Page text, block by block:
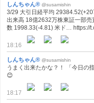
しんちゃん® @susamishin
3/29 大引日経平均
出来高 18億2632万株東証一部
数 1998.33(-4.81) 米ド… https://
18:16
しんちゃん® @susamishin
うまく出来たかな？！ 「今日の
😊
18:17